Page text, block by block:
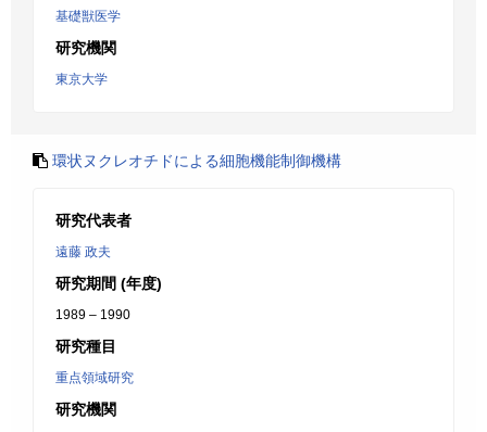
基礎獣医学
研究機関
東京大学
環状ヌクレオチドによる細胞機能制御機構
研究代表者
遠藤 政夫
研究期間 (年度)
1989 – 1990
研究種目
重点領域研究
研究機関